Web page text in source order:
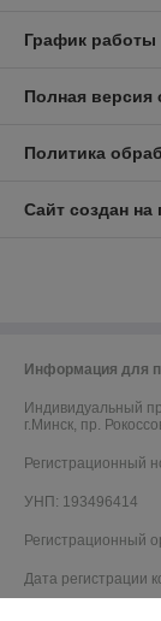
График работы
Полная версия
Политика
Сайт создан
Информация для
Индивидуальный
г.Минск, пр.
Регистрационный
УНП: 193496414
Регистрационный
Дата регистрации